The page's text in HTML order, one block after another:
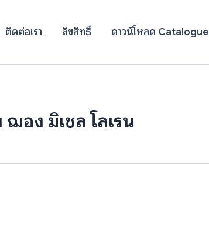
ติดต่อเรา ลิขสิทธิ์ ดาวน์โหลด Catalogue
อง มิเชล โลเรน